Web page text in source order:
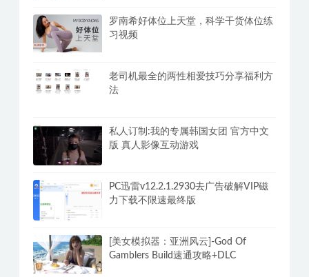
罗南希好体位上天堂，科学干货体位练
习视频
老司机最全的两性相爱技巧分享福利方
法
私人订制:我的专属韩国女团 官方中文
版 真人影像互动游戏
PC迅雷v12.2.1.2930去广告破解VIP磁
力下载不限速最终版
[美女模拟器：亚洲风云]-God Of
Gamblers Build速通攻略+DLC